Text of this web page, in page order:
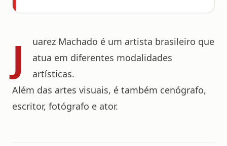
J
uarez Machado é um artista brasileiro que
atua em diferentes modalidades
artísticas.
Além das artes visuais, é também cenógrafo,
escritor, fotógrafo e ator.